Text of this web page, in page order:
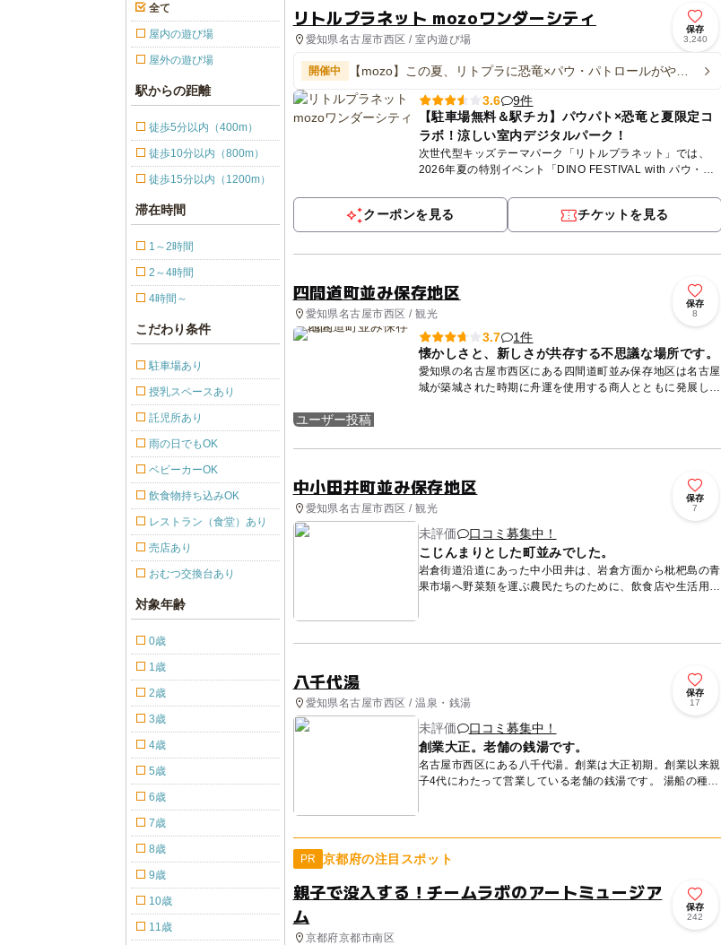
リトルプラネット mozoワンダーシティ
愛知県名古屋市西区 / 室内遊び場
保存
3,240
開催中
【mozo】この夏、リトプラに恐竜×パウ・パトロールがやっ
てくる!
3.6
9件
【駐車場無料＆駅チカ】パウパト×恐竜と夏限定コ
ラボ！涼しい室内デジタルパーク！
次世代型キッズテーマパーク「リトルプラネット」では、
2026年夏の特別イベント「DINO FESTIVAL with パウ・パ
クーポンを見る チケットを見る
四間道町並み保存地区
愛知県名古屋市西区 / 観光
保存
8
ユーザー投稿
3.7
1件
懐かしさと、新しさが共存する不思議な場所です。
愛知県の名古屋市西区にある四間道町並み保存地区は名古屋
城が築城された時期に舟運を使用する商人とともに発展して
中小田井町並み保存地区
愛知県名古屋市西区 / 観光
保存
7
未評価
口コミ募集中！
こじんまりとした町並みでした。
岩倉街道沿道にあった中小田井は、岩倉方面から枇杷島の青
果市場へ野菜類を運ぶ農民たちのために、飲食店や生活用品
カルな、土く...
八千代湯
愛知県名古屋市西区 / 温泉・銭湯
保存
17
未評価
口コミ募集中！
創業大正。老舗の銭湯です。
名古屋市西区にある八千代湯。創業は大正初期。創業以来親
子4代にわたって営業している老舗の銭湯です。 湯船の種類
ラックス...
PR 京都府の注目スポット
親子で没入する！チームラボのアートミュージア
ム
京都府京都市南区
保存
242
全て
屋内の遊び場
屋外の遊び場
駅からの距離
徒歩5分以内（400m）
徒歩10分以内（800m）
徒歩15分以内（1200m）
滞在時間
1～2時間
2～4時間
4時間～
こだわり条件
駐車場あり
授乳スペースあり
託児所あり
雨の日でもOK
ベビーカーOK
飲食物持ち込みOK
レストラン（食堂）あり
売店あり
おむつ交換台あり
対象年齢
0歳
1歳
2歳
3歳
4歳
5歳
6歳
7歳
8歳
9歳
10歳
11歳